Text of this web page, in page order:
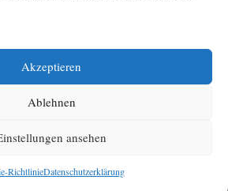
Akzeptieren
Ablehnen
ansehen
RichtlinieDatenschutzerklärung
Diese Webseite stellt
zehn Jahre der